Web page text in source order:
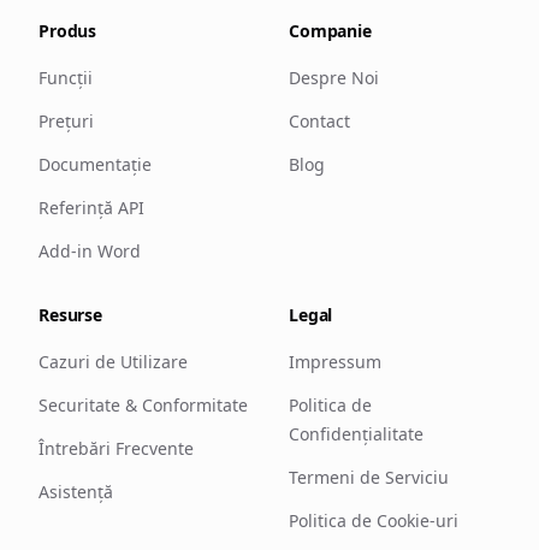
Produs
Funcții
Prețuri
Documentație
Referință API
Add-in Word
Companie
Despre Noi
Contact
Blog
Resurse
Cazuri de Utilizare
Securitate & Conformitate
Întrebări Frecvente
Asistență
Legal
Impressum
Politica de
Confidențialitate
Termeni de Serviciu
Politica de Cookie-uri